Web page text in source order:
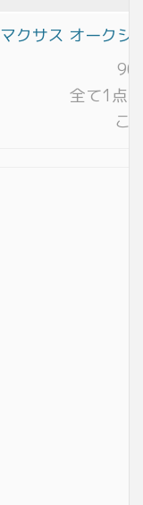
マクサス オークシ
全て1点
こ